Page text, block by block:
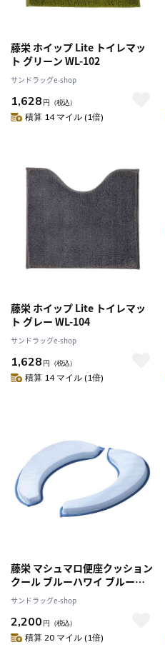
藤栄 ホイップ Lite トイレマッ
ト グリーン WL-102
サンドラッグe-shop
1,628 円 （税込）
積算 14 マイル (1倍)
藤栄 ホイップ Lite トイレマッ
ト グレー WL-104
サンドラッグe-shop
1,628 円 （税込）
積算 14 マイル (1倍)
藤栄 マシュマロ便座クッション
クール ブルーハワイ ブルー
MC-002
サンドラッグe-shop
2,200 円 （税込）
積算 20 マイル (1倍)